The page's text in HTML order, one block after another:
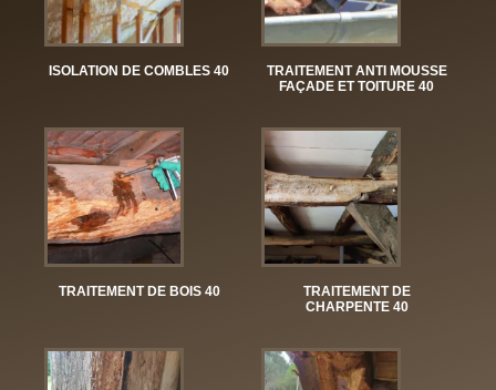
ISOLATION DE COMBLES 40
TRAITEMENT ANTI MOUSSE
FAÇADE ET TOITURE 40
TRAITEMENT DE BOIS 40
TRAITEMENT DE
CHARPENTE 40